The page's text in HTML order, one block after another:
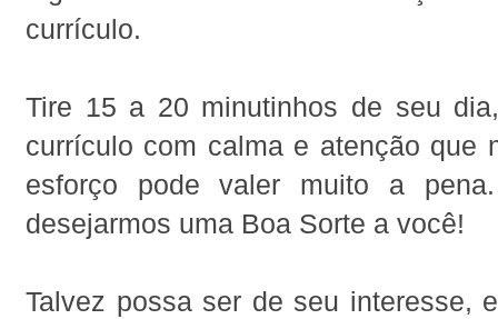
currículo.
Tire 15 a 20 minutinhos de seu
currículo com calma e atenção que
esforço pode valer muito a
desejarmos uma Boa Sorte a você!
Talvez possa ser de seu interesse,